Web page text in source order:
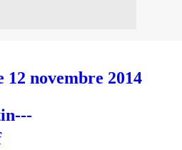
12 novembre 2014